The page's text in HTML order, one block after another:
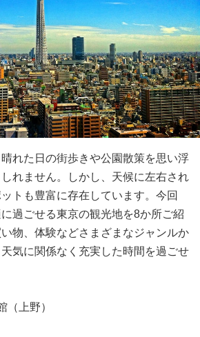
れた日の街歩きや公園散策を思い浮
れません。しかし、天候に左右され
トも豊富に存在しています。今回
過ごせる東京の観光地を8か所ご紹
物、体験などさまざまなジャンルか
気に関係なく充実した時間を過ごせ
（上野）